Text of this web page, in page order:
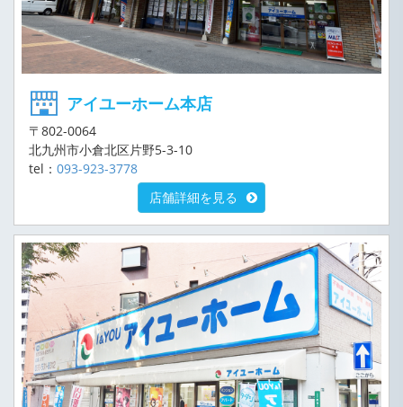
アイユーホーム本店
〒802-0064
北九州市小倉北区片野5-3-10
tel： 093-923-3778
店舗詳細を見る